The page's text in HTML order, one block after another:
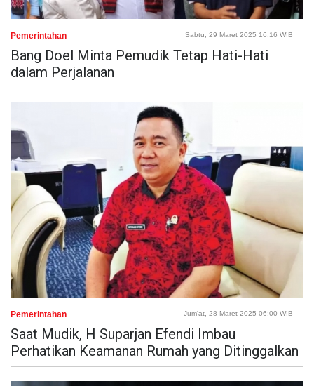
Pemerintahan Sabtu, 29 Maret 2025 16:16 WIB
Bang Doel Minta Pemudik Tetap Hati-Hati
dalam Perjalanan
Pemerintahan Jum'at, 28 Maret 2025 06:00 WIB
Saat Mudik, H Suparjan Efendi Imbau
Perhatikan Keamanan Rumah yang Ditinggalkan